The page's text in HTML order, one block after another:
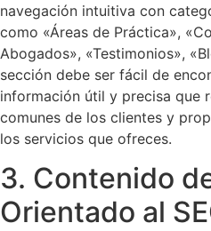
navegación intuitiva con
como «Áreas de Práctica»,
Abogados», «Testimonios»,
sección debe ser fácil de
información útil y precisa que
comunes de los clientes y
los servicios que ofreces.
3. Contenido
Orientado al